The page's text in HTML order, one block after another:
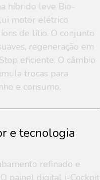
híbrido leve Bio-
motor elétrico
de lítio. O conjunto
regeneração em
eficiente. O câmbio
trocas para
e consumo.
e tecnologia
refinado e
O painel digital i-Cockpit